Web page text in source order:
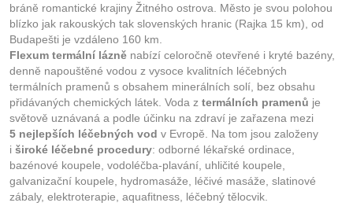
bráně romantické krajiny Žitného ostrova. Město je svou polohou
blízko jak rakouských tak slovenských hranic (Rajka 15 km), od
Budapešti je vzdáleno 160 km.
Flexum termální lázně nabízí celoročně otevřené i kryté bazény,
denně napouštěné vodou z vysoce kvalitních léčebných
termálních pramenů s obsahem minerálních solí, bez obsahu
přidávaných chemických látek. Voda z termálních pramenů je
světově uznávaná a podle účinku na zdraví je zařazena mezi
5 nejlepších léčebných vod v Evropě. Na tom jsou založeny
i široké léčebné procedury: odborné lékařské ordinace,
bazénové koupele, vodoléčba-plavání, uhličité koupele,
galvanizační koupele, hydromasáže, léčivé masáže, slatinové
zábaly, elektroterapie, aquafitness, léčebný tělocvik.